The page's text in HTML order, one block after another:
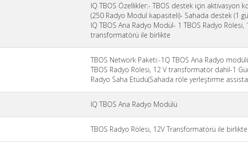
IQ TBOS Özellikler:- TBOS destek için aktivasyon
(250 Radyo Modul kapasiteli)- Sahada destek (1
IQ TBOS Ana Radyo Modül- 1 TBOS Radyo Rölesi,
transformatörü ile birlikte
TBOS Network Paketi:-1Q TBOS Ana Radyo
TBOS Radyo Rölesi, 12 V transformatör dahil-1
Radyo Saha Etüdü(Sahada röle yerleştirme
IQ TBOS Ana Radyo Modülü
TBOS Radyo Rölesi, 12V Transformatörü ile birlikte